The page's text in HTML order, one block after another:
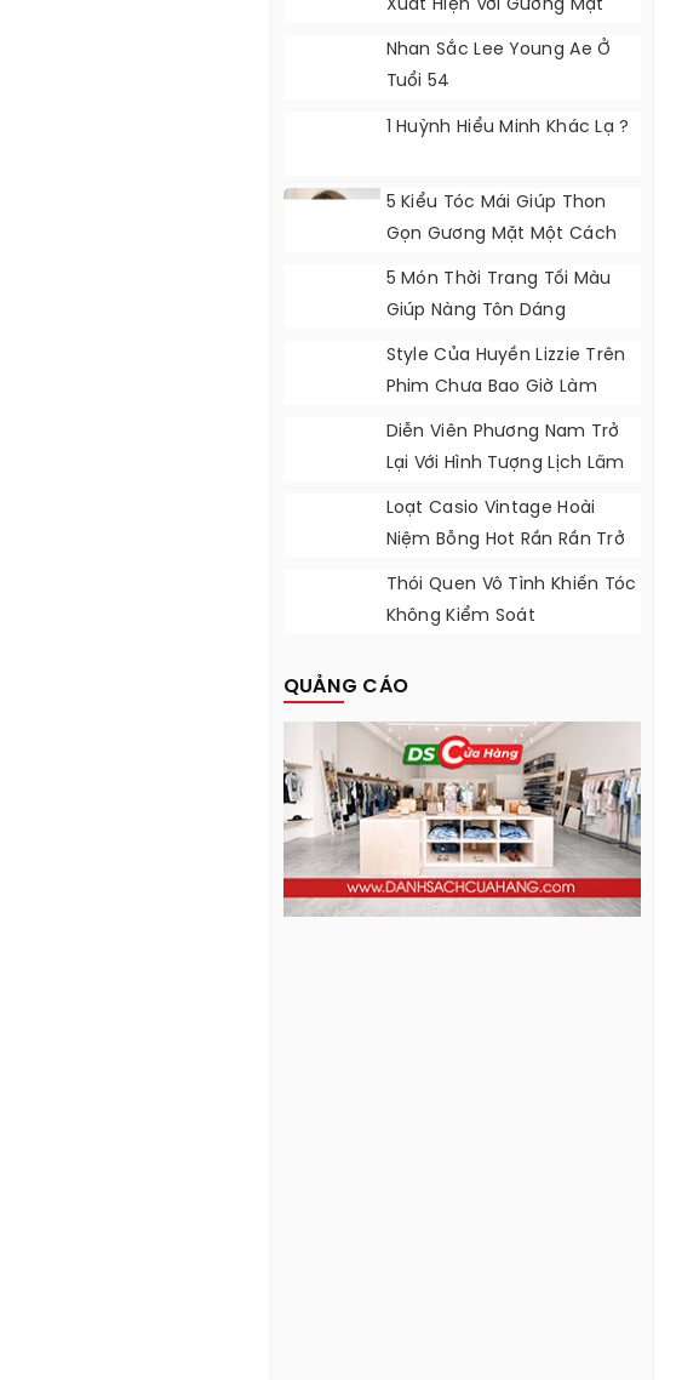
Xuất Hiện Với Gương Mặt
Khác Lạ
Nhan Sắc Lee Young Ae Ở
Tuổi 54
1 Huỳnh Hiểu Minh Khác Lạ ?
5 Kiểu Tóc Mái Giúp Thon
Gọn Gương Mặt Một Cách
Tự Nhiên
5 Món Thời Trang Tối Màu
Giúp Nàng Tôn Dáng
Style Của Huyền Lizzie Trên
Phim Chưa Bao Giờ Làm
Khán Giả Thất Vọng
Diễn Viên Phương Nam Trở
Lại Với Hình Tượng Lịch Lãm
Loạt Casio Vintage Hoài
Niệm Bỗng Hot Rần Rần Trở
Lại
Thói Quen Vô Tình Khiến Tóc
Không Kiểm Soát
QUẢNG CÁO